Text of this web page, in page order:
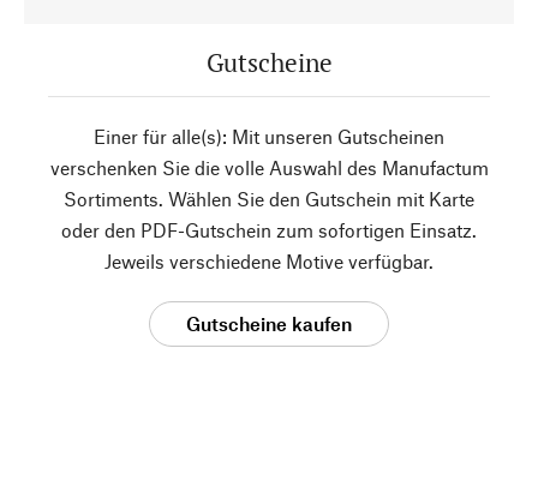
Gutscheine
Einer für alle(s): Mit unseren Gutscheinen
verschenken Sie die volle Auswahl des Manufactum
Sortiments. Wählen Sie den Gutschein mit Karte
oder den PDF-Gutschein zum sofortigen Einsatz.
Jeweils verschiedene Motive verfügbar.
Gutscheine kaufen